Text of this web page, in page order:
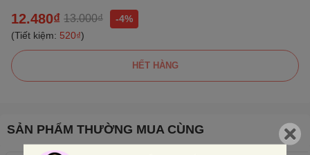
12.480₫ 13.000₫
-4%
(Tiết kiệm: 520₫)
HẾT HÀNG
SẢN PHẨM THƯỜNG MUA CÙNG